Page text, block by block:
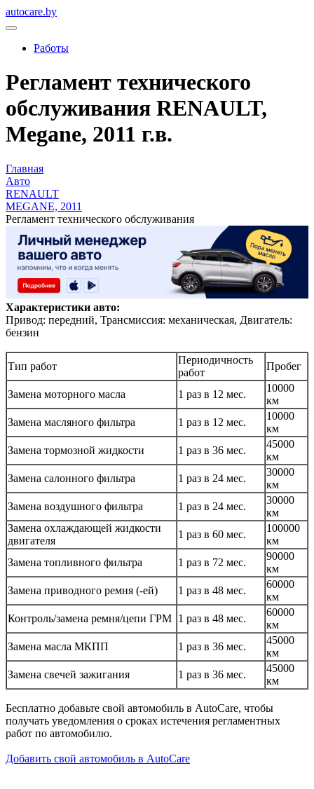
autocare.by
Работы
Регламент технического
обслуживания RENAULT,
Megane, 2011 г.в.
Главная
Авто
RENAULT
MEGANE, 2011
Регламент технического обслуживания
Характеристики авто:
Привод: передний, Трансмиссия: механическая, Двигатель:
бензин
Тип работ
Периодичность
работ
Пробег
Замена моторного масла 1 раз в 12 мес.
10000
км
Замена масляного фильтра
1 раз в 12 мес.
10000
км
Замена тормозной жидкости
1 раз в 36 мес.
45000
км
Замена салонного фильтра
1 раз в 24 мес.
30000
км
Замена воздушного фильтра
1 раз в 24 мес.
30000
км
Замена охлаждающей жидкости
двигателя
1 раз в 60 мес.
100000
км
Замена топливного фильтра
1 раз в 72 мес.
90000
км
Замена приводного ремня (-ей)
1 раз в 48 мес.
60000
км
Контроль/замена ремня/цепи ГРМ 1 раз в 48 мес.
60000
км
Замена масла МКПП
1 раз в 36 мес.
45000
км
Замена свечей зажигания
1 раз в 36 мес.
45000
км
Бесплатно добавьте свой автомобиль в AutoCare, чтобы
получать уведомления о сроках истечения регламентных
работ по автомобилю.
Добавить свой автомобиль в AutoCare